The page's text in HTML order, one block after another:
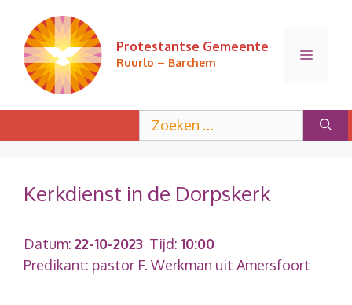
inhoud
Protestantse Gemeente
Ruurlo – Barchem
Menu
naar:
Kerkdienst in de Dorpskerk
Datum: 22-10-2023 Tijd: 10:00
Predikant: pastor F. Werkman uit Amersfoort